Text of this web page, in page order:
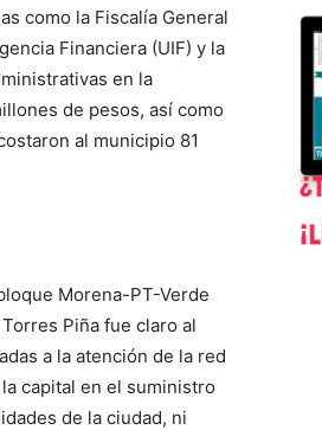
como la Fiscalía General
Financiera (UIF) y la
en la
de pesos, así como
al municipio 81
Morena-PT-Verde
Piña fue claro al
a la atención de la red
capital en el suministro
de la ciudad, ni